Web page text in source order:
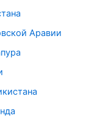
Аравии